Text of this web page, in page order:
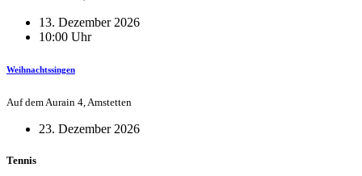
13. Dezember 2026
10:00 Uhr
Weihnachtssingen
Auf dem Aurain 4, Amstetten
23. Dezember 2026
Tennis